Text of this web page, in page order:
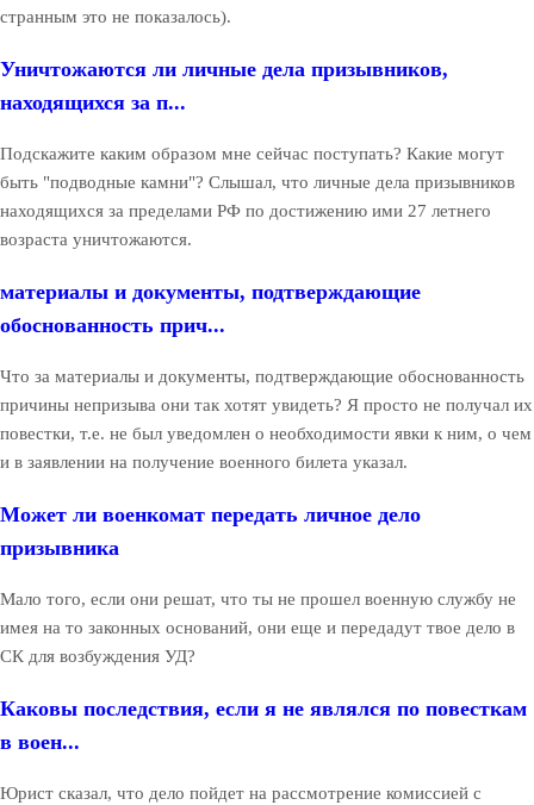
странным это не показалось).
Уничтожаются ли личные дела призывников,
находящихся за п...
Подскажите каким образом мне сейчас поступать? Какие могут
быть "подводные камни"? Слышал, что личные дела призывников
находящихся за пределами РФ по достижению ими 27 летнего
возраста уничтожаются.
материалы и документы, подтверждающие
обоснованность прич...
Что за материалы и документы, подтверждающие обоснованность
причины непризыва они так хотят увидеть? Я просто не получал их
повестки, т.е. не был уведомлен о необходимости явки к ним, о чем
и в заявлении на получение военного билета указал.
Может ли военкомат передать личное дело
призывника
Мало того, если они решат, что ты не прошел военную службу не
имея на то законных оснований, они еще и передадут твое дело в
СК для возбуждения УД?
Каковы последствия, если я не являлся по повесткам
в воен...
Юрист сказал, что дело пойдет на рассмотрение комиссией с